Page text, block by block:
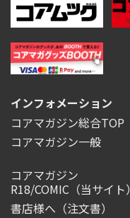
インフォメーション
コアマガジン総合TOP
コアマガジン一般
コアマガジン
R18/COMIC （当サイト）
書店様へ（注文書）